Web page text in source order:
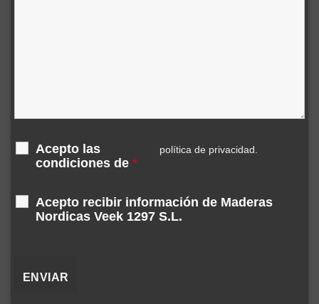
Acepto las
condiciones de *
política de privacidad.
Acepto recibir información de Maderas
Nordicas Veek 1297 S.L.